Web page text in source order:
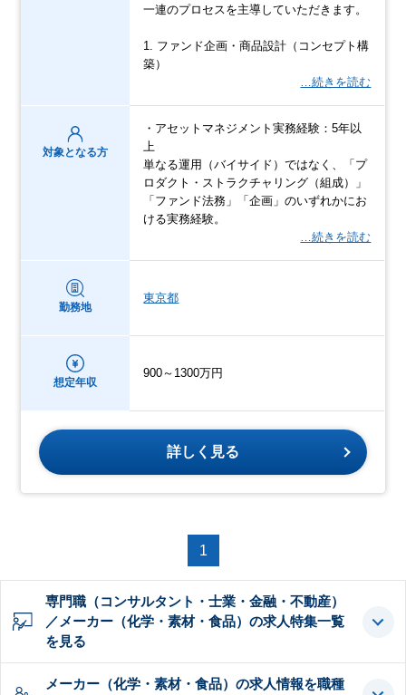
一連のプロセスを主導していただきます。
1. ファンド企画・商品設計（コンセプト構
築）
…続きを読む
対象となる方
・アセットマネジメント実務経験：5年以
上
単なる運用（バイサイド）ではなく、「プ
ロダクト・ストラクチャリング（組成）」
「ファンド法務」「企画」のいずれかにお
ける実務経験。
…続きを読む
勤務地
東京都
想定年収
900～1300万円
詳しく見る
1
専門職（コンサルタント・士業・金融・不動産）
／メーカー（化学・素材・食品）の求人特集一覧
を見る
メーカー（化学・素材・食品）の求人情報を職種